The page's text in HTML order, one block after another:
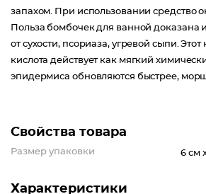
запахом. При использовании средство
Польза бомбочек для ванной доказана
от сухости, псориаза, угревой сыпи.
кислота действует как мягкий
эпидермиса обновляются быстрее,
Свойства товара
Размер упаковки 6 см
Характеристики